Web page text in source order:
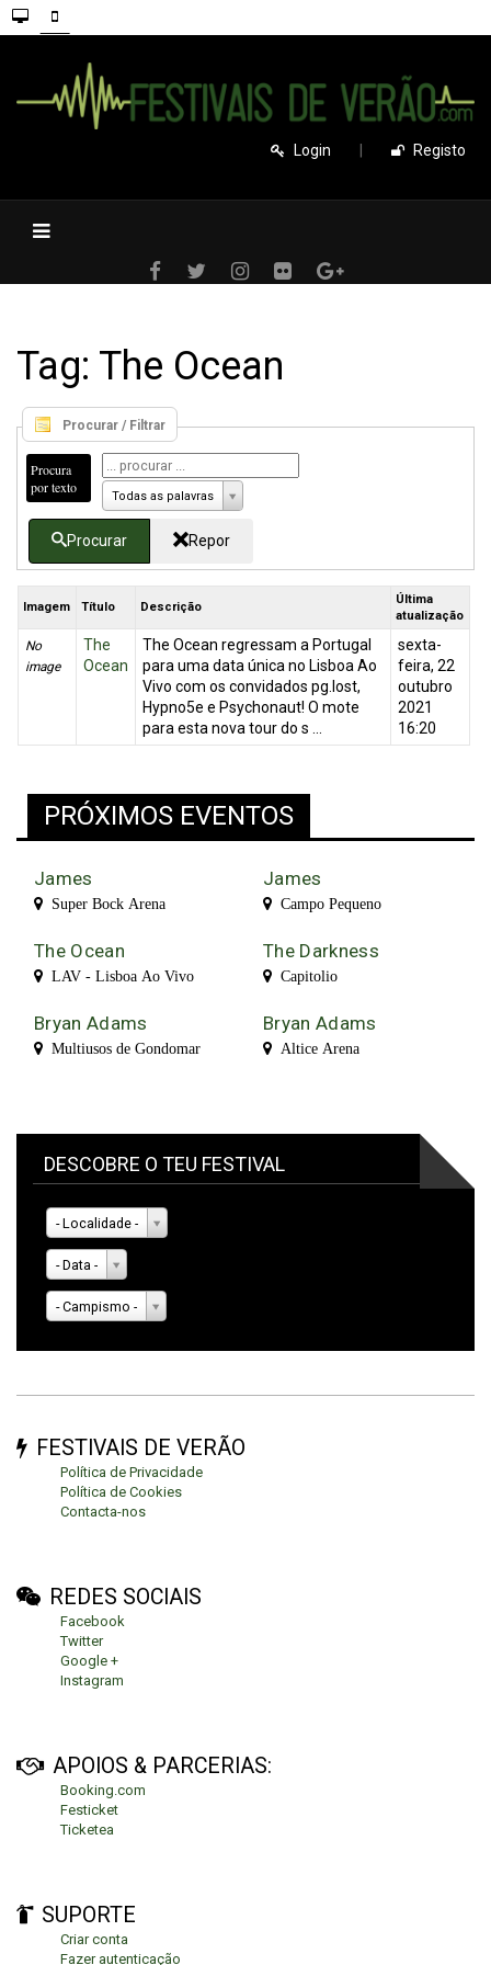
Login Registo
Tag: The Ocean
Procurar / Filtrar
Procura
por texto
Todas as palavras
Procurar Repor
Imagem Título Descrição
Última
atualização
No
image
The
Ocean
The Ocean regressam a Portugal
para uma data única no Lisboa Ao
Vivo com os convidados pg.lost,
Hypno5e e Psychonaut! O mote
para esta nova tour do s ...
sexta-
feira, 22
outubro
2021
16:20
PRÓXIMOS EVENTOS
James
Super Bock Arena
James
Campo Pequeno
The Ocean
LAV - Lisboa Ao Vivo
The Darkness
Capitolio
Bryan Adams
Multiusos de Gondomar
Bryan Adams
Altice Arena
DESCOBRE O TEU FESTIVAL
- Localidade -
- Data -
- Campismo -
FESTIVAIS DE VERÃO
Política de Privacidade
Política de Cookies
Contacta-nos
REDES SOCIAIS
Facebook
Twitter
Google +
Instagram
APOIOS & PARCERIAS:
Booking.com
Festicket
Ticketea
SUPORTE
Criar conta
Fazer autenticação